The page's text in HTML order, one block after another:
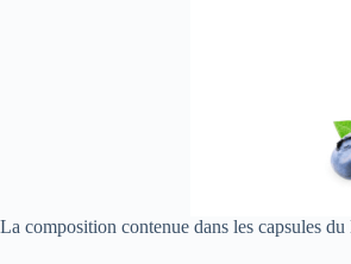
La composition contenue dans les capsules